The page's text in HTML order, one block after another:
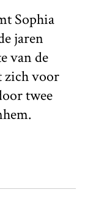
Sophia
jaren
van de
zich voor
twee